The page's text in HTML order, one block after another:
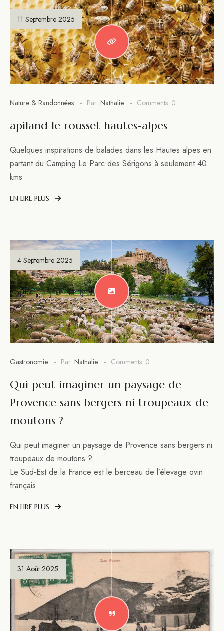
11 Septembre 2025
Nature & Randonnées Par: Nathalie Comments: 0
apiland le rousset hautes-alpes
Quelques inspirations de balades dans les Hautes alpes en
partant du Camping Le Parc des Sérigons à seulement 40
kms
EN LIRE PLUS
4 Septembre 2025
Gastronomie Par: Nathalie Comments: 0
Qui peut imaginer un paysage de
Provence sans bergers ni troupeaux de
moutons ?
Qui peut imaginer un paysage de Provence sans bergers ni
troupeaux de moutons ?
Le Sud-Est de la France est le berceau de l’élevage ovin
français.
EN LIRE PLUS
31 Août 2025